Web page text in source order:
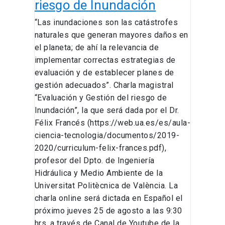
riesgo de Inundación
“Las inundaciones son las catástrofes
naturales que generan mayores daños en
el planeta; de ahí la relevancia de
implementar correctas estrategias de
evaluación y de establecer planes de
gestión adecuados”. Charla magistral
“Evaluación y Gestión del riesgo de
Inundación”, la que será dada por el Dr.
Félix Francés (https://web.ua.es/es/aula-
ciencia-tecnologia/documentos/2019-
2020/curriculum-felix-frances.pdf),
profesor del Dpto. de Ingeniería
Hidráulica y Medio Ambiente de la
Universitat Politècnica de València. La
charla online será dictada en Español el
próximo jueves 25 de agosto a las 9:30